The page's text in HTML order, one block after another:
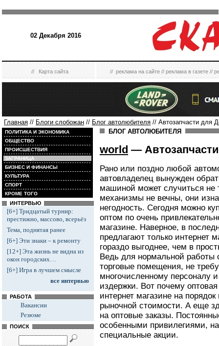
02 Декабря 2016
//Карта сайта //реклама на сайте//реклама в газете//
Главная // Блоги слобожан // Блог автолюбителя // Автозапчасти для
ПОЛИТИКА И ЭКОНОМИКА
ОБЩЕСТВО
ПРОИСШЕСТВИЯ
ЗАГРАНИЦА
БИЗНЕС И ФИНАНСЫ
КУЛЬТУРА
СПОРТ
КРОМЕ ТОГО
ИНТЕРВЬЮ
[6+] Тридцатый турнир:
престижно, массово, всерьёз
Тема, поднятая ранее
[6+] Эти знаки – к ремонту
[12+] Эта жизнь не видна из
окон городских…
[6+] Игра в лучшем смысле
все интервью
РАБОТА
Вакансии
Резюме
ПОИСК
БЛОГ АВТОЛЮБИТЕЛЯ
world —
Рано или поздно любой
автовладелец вынужден
машиной может случиться не
механизмы не вечны, они
негодность. Сегодня можно
оптом по очень
магазине. Наверное, в
предлагают только интернет
гораздо выгоднее, чем в
Ведь для нормальной работы
торговые помещения, не
многочисленному персоналу
издержки. Вот почему
интернет магазине на
рыночной стоимости. А еще
на оптовые заказы.
особенными привилегиями,
специальные акции.